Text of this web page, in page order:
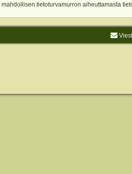
tietoturvamurron aiheuttamasta